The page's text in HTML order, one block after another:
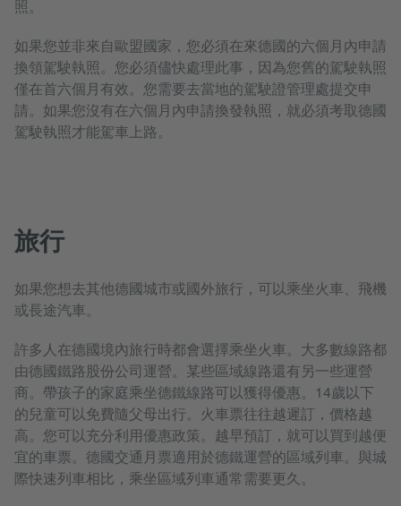
照。
如果您並非來自歐盟國家，您必須在來德國的六個月內申請
換領駕駛執照。您必須儘快處理此事，因為您舊的駕駛執照
僅在首六個月有效。您需要去當地的駕駛證管理處提交申
請。如果您沒有在六個月內申請換發執照，就必須考取德國
駕駛執照才能駕車上路。
旅行
如果您想去其他德國城市或國外旅行，可以乘坐火車、飛機
或長途汽車。
許多人在德國境內旅行時都會選擇乘坐火車。大多數線路都
由德國鐵路股份公司運營。某些區域線路還有另一些運營
商。帶孩子的家庭乘坐德鐵線路可以獲得優惠。14歲以下
的兒童可以免費隨父母出行。火車票往往越遲訂，價格越
高。您可以充分利用優惠政策。越早預訂，就可以買到越便
宜的車票。德國交通月票適用於德鐵運營的區域列車。與城
際快速列車相比，乘坐區域列車通常需要更久。